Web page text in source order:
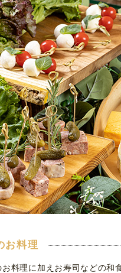
お料理
料理に加えお寿司などの